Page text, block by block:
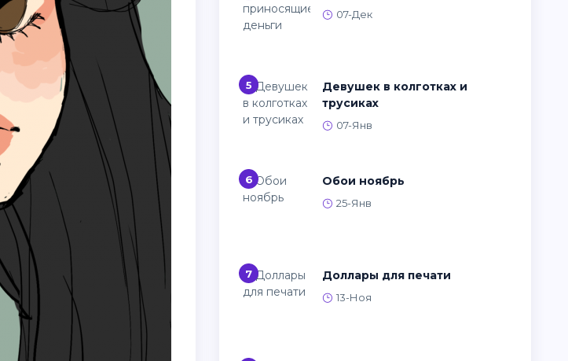
07-Дек
5
Девушек в колготках и
трусиках
07-Янв
6 Обои ноябрь
25-Янв
7 Доллары для печати
13-Ноя